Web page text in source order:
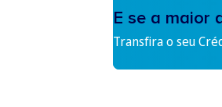
E se a maior
Transfira o seu